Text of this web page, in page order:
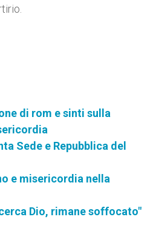
di rom e sinti sulla
Sede e Repubblica del
e misericordia nella
Dio, rimane soffocato"